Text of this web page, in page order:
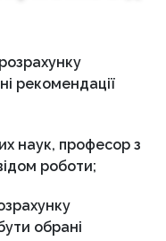
рекомендації
наук, професор з
роботи;
обрані